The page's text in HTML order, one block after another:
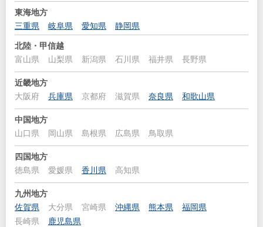
東海地方
三重県
岐阜県 愛知県 静岡県
北陸・甲信越
富山県
山梨県 新潟県 石川県 福井県 長野県
近畿地方
大阪府
兵庫県 京都府 滋賀県 奈良県 和歌山県
中国地方
山口県
岡山県 島根県 広島県 鳥取県
四国地方
徳島県
愛媛県 香川県 高知県
九州地方
佐賀県
大分県 宮崎県 沖縄県 熊本県
福岡県
長崎県
鹿児島県